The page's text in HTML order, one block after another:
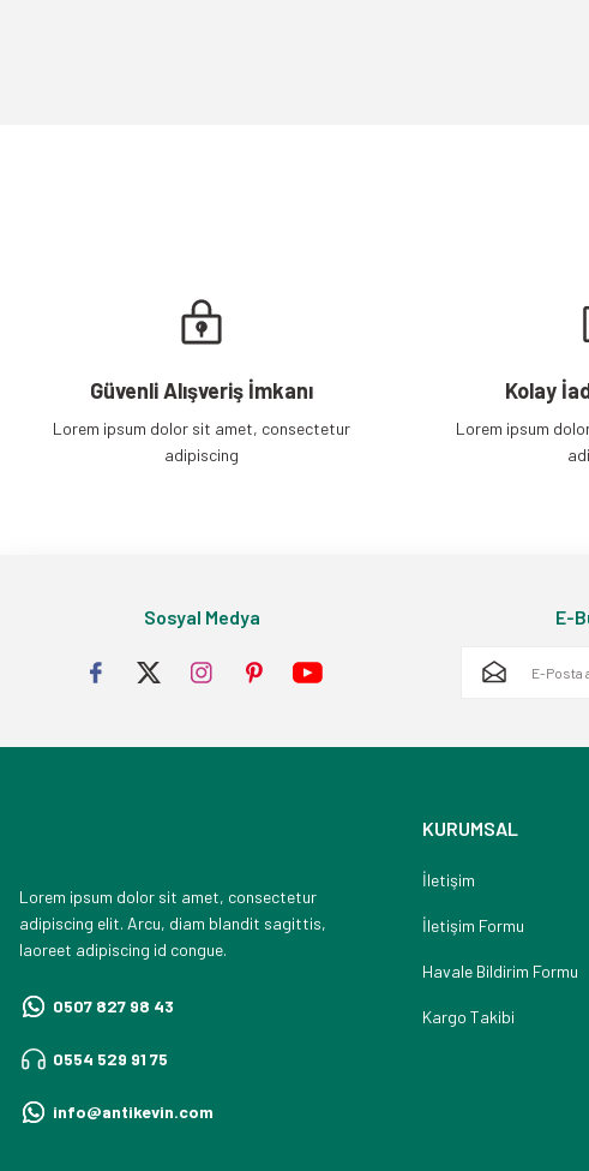
Güvenli Alışveriş İmkanı
Lorem ipsum dolor sit amet, consectetur
adipiscing
Kolay
Lorem ipsum
Sosyal Medya E-
Lorem ipsum dolor sit amet, consectetur
adipiscing elit. Arcu, diam blandit sagittis,
laoreet adipiscing id congue.
0507 827 98 43
0554 529 91 75
info@antikevin.com
KURUMSAL
İletişim
İletişim Formu
Havale Bildirim Formu
Kargo Takibi